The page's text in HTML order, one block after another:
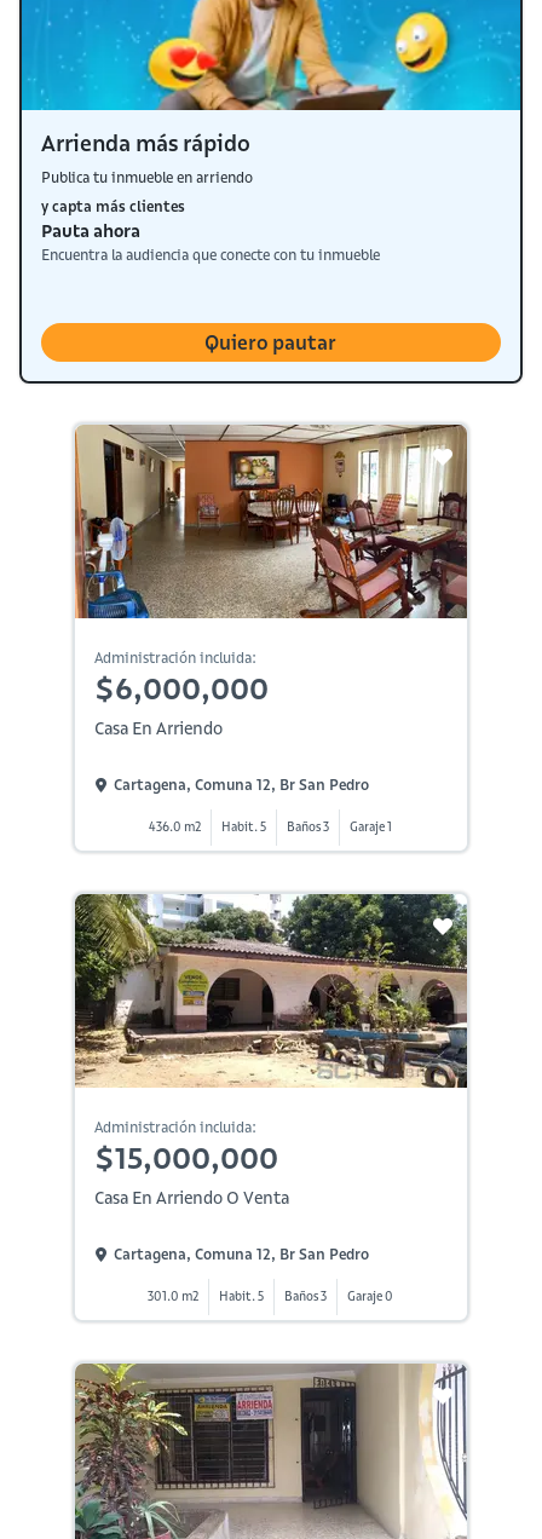
Arrienda más rápido
Publica tu inmueble en arriendo
y capta más clientes
Pauta ahora
Encuentra la audiencia que conecte con tu inmueble
Quiero pautar
Administración incluida:
$6,000,000
Casa En Arriendo
Cartagena, Comuna 12, Br San Pedro
436.0 m2 Habit. 5 Baños 3 Garaje 1
Administración incluida:
$15,000,000
Casa En Arriendo O Venta
Cartagena, Comuna 12, Br San Pedro
301.0 m2 Habit. 5 Baños 3 Garaje 0